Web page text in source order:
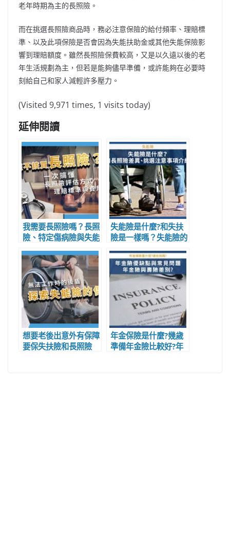
老年時期為主的長照險。
而在挑選長照險商品時，務必注意保險的給付頻率、理賠標
準、以及此項保險是否會因為失能扶助金或其他失能保險影
響到理賠額度。雖然長照險保費較高，又是以久遠以後的老
年生活規劃為主，但若是能夠儘早準備，或許能夠在必要時
刻給自己和家人減輕許多壓力。
(Visited 9,971 times, 1 visits today)
延伸閱讀
我需要長照險嗎？長照
險、特定傷病險與失能
險的對象與不同點?
失能險是什麼?和失扶
險是一樣嗎？失能險的
優缺點？失扶險和長照
險的差別？
想要老後出意外有保障
要保失扶險和長照險
年金保險是什麼?幾歲
準備年金險比較好?年